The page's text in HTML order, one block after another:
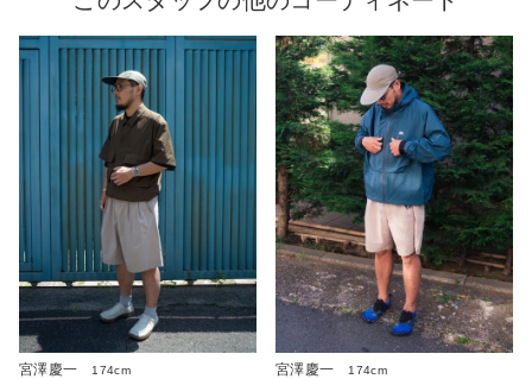
宮澤慶一
174cm
宮澤慶一
174cm